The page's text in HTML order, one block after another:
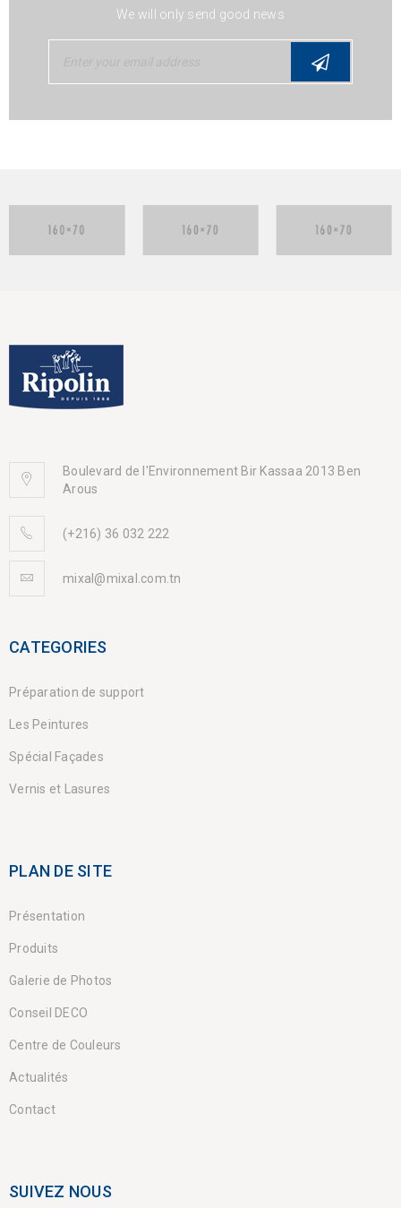
We will only send good news
Boulevard de l'Environnement Bir Kassaa 2013 Ben
Arous
(+216) 36 032 222
mixal@mixal.com.tn
CATEGORIES
Préparation de support
Les Peintures
Spécial Façades
Vernis et Lasures
PLAN DE SITE
Présentation
Produits
Galerie de Photos
Conseil DECO
Centre de Couleurs
Actualités
Contact
SUIVEZ NOUS